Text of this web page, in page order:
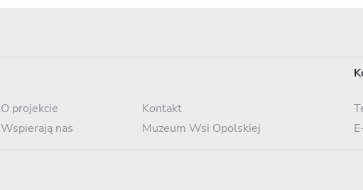
O projekcie
Wspierają nas
Kontakt
Muzeum Wsi Opolskiej